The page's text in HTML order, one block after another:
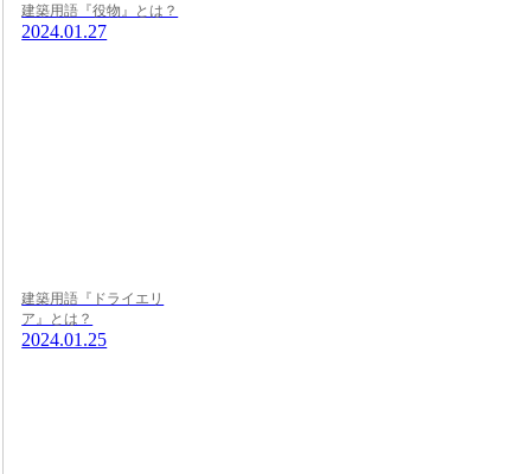
建築用語『役物』とは？
2024.01.27
建築用語『ドライエリ
ア』とは？
2024.01.25